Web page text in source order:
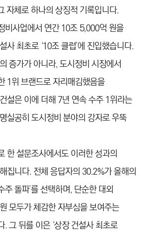
자체로 하나의 상징적 기록입니다.
비사업에서 연간 10조 5,000억 원을
사 최초로 ‘10조 클럽’에 진입했습니다.
증가가 아니라, 도시정비 시장에서
1위 브랜드로 자리매김했음을
설은 이에 더해 7년 연속 수주 1위라는
실공히 도시정비 분야의 강자로 우뚝
한 설문조사에서도 이러한 성과의
집니다. 전체 응답자의 30.2%가 올해의
주 돌파’를 선택하며, 단순한 대외
모두가 체감한 자부심을 보여주는
. 그 뒤를 이은 ‘상장 건설사 최초로